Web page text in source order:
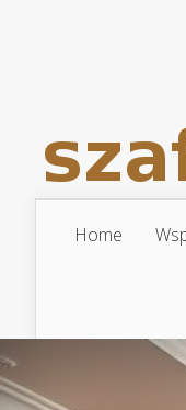
Home